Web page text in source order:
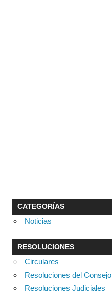
CATEGORÍAS
Noticias
RESOLUCIONES
Circulares
Resoluciones del Consejo
Resoluciones Judiciales